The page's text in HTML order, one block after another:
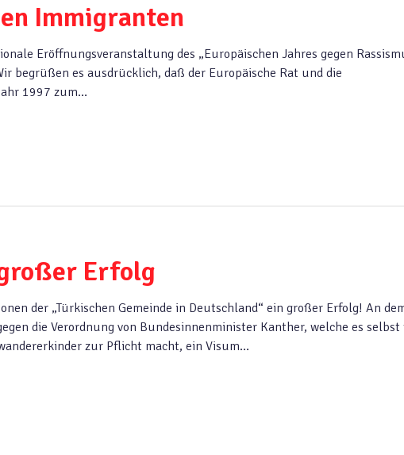
Immigranten
Eröffnungsveranstaltung des „Europäischen Jahres gegen
begrüßen es ausdrücklich, daß der Europäische Rat und die
1997 zum…
Erfolg
der „Türkischen Gemeinde in Deutschland“ ein großer Erfolg! An
die Verordnung von Bundesinnenminister Kanther, welche es
zur Pflicht macht, ein Visum…